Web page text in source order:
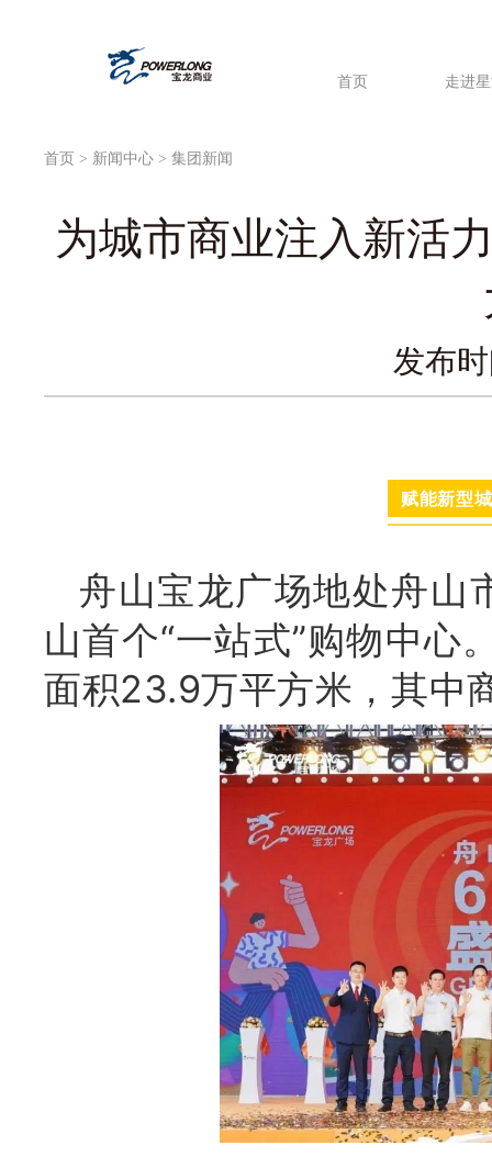
首页 走进
首页 > 新闻中心 > 集团新闻
为城市商业注入新活
发布
赋能新型
舟山宝龙广场地处舟山
山首个“一站式”购物中心
面积23.9万平方米，其中